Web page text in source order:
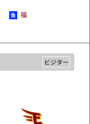
福
ビジター